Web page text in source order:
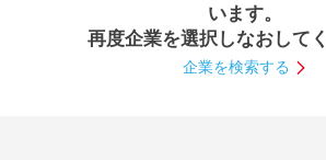
【4年生】
説明会を探す
います。
再度企業を選択しなおしてく
企業を検索する